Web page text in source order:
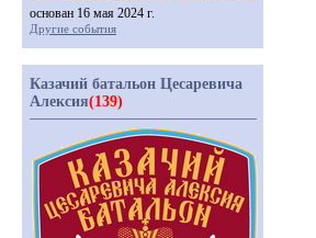
основан 16 мая 2024 г.
Другие события
Казачий батальон Цесаревича
Алексия(139)